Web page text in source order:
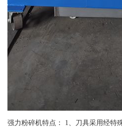
强力粉碎机特点： 1、刀具采用经特